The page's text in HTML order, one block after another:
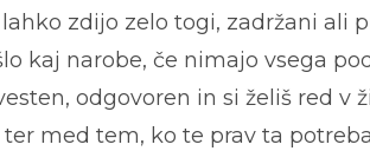
zdijo zelo togi, zadržani ali
kaj narobe, če nimajo vsega
odgovoren in si želiš red v
med tem, ko te prav ta